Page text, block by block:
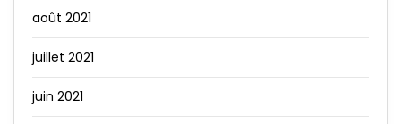
août 2021
juillet 2021
juin 2021